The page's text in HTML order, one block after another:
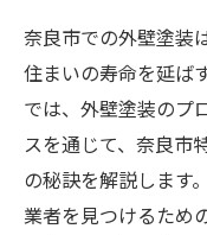
奈良市での外壁塗装
住まいの寿命を延ば
では、外壁塗装のプ
スを通じて、奈良市
の秘訣を解説します
業者を見つけるため